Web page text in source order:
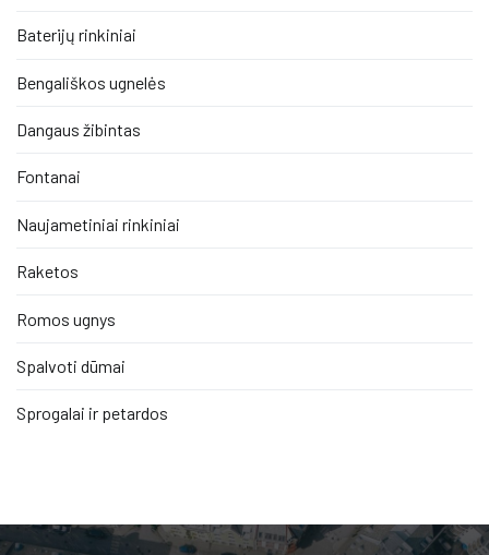
Baterijų rinkiniai
Bengališkos ugnelės
Dangaus žibintas
Fontanai
Naujametiniai rinkiniai
Raketos
Romos ugnys
Spalvoti dūmai
Sprogalai ir petardos